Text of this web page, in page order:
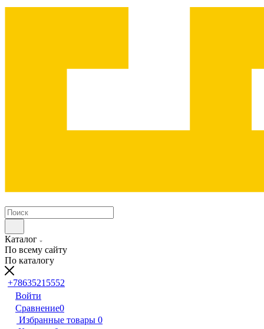
Каталог
По всему сайту
По каталогу
+78635215552
Войти
Сравнение0
Избранные товары 0